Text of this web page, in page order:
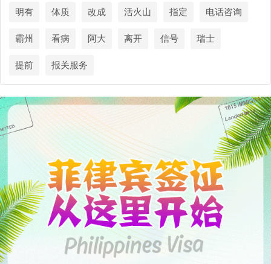
明有 体质 改成 活火山 指定 电话咨询
霸州 看病 阿大 离开 信号 瑞士
提前 报关服务